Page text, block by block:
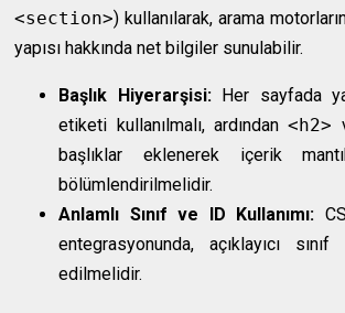
<section>) kullanılarak, arama
yapısı hakkında net bilgiler sunulabilir.
Başlık Hiyerarşisi:Her sayfada
etiketi kullanılmalı, ardından<h2>
başlıklar eklenerek içerik
bölümlendirilmelidir.
Anlamlı Sınıf ve ID Kullanımı:
entegrasyonunda, açıklayıcı
edilmelidir.